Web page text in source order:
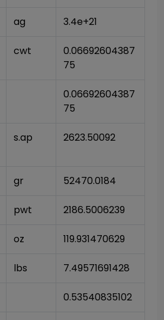
ag 3.4e+21
cwt
0.06692604387
75
0.06692604387
75
s.ap 2623.50092
gr 52470.0184
pwt 2186.5006239
oz 119.931470629
lbs 7.49571691428
0.53540835102